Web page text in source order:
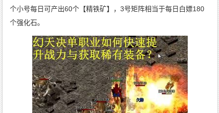
个小号每日可产出60个【精铁矿】，3号矩阵相当于每日白嫖180
个强化石。